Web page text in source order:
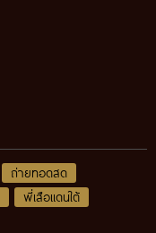
ถ่ายทอดสด
พี่เสือแดนใต้